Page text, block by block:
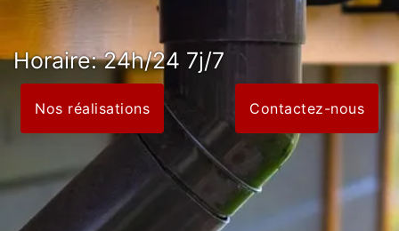
Horaire: 24h/24 7j/7
Nos réalisations Contactez-nous